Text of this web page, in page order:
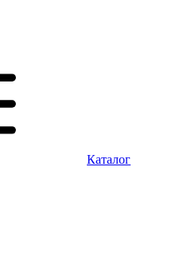
Каталог